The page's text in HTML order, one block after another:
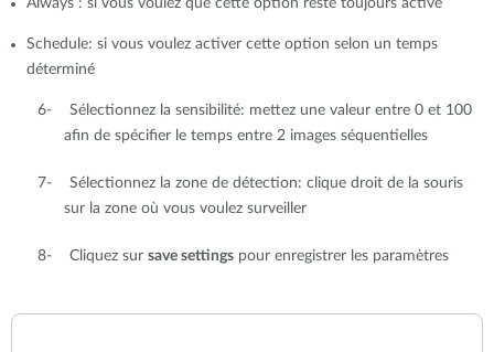
Always : si vous voulez que cette option reste toujours active
Schedule: si vous voulez activer cette option selon un temps
déterminé
6- Sélectionnez la sensibilité: mettez une valeur entre 0 et 100
afin de spécifier le temps entre 2 images séquentielles
7- Sélectionnez la zone de détection: clique droit de la souris
sur la zone où vous voulez surveiller
8- Cliquez sur save settings pour enregistrer les paramètres